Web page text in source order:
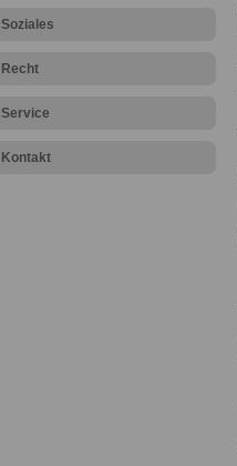
Soziales
Recht
Service
Kontakt